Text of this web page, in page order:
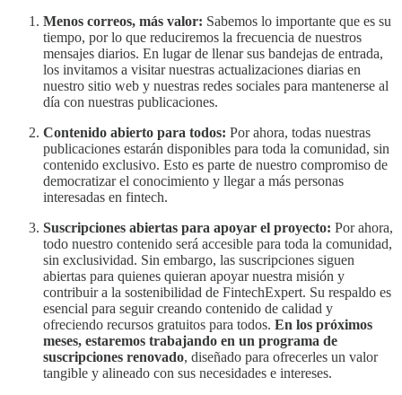
Menos correos, más valor: Sabemos lo importante que es su
tiempo, por lo que reduciremos la frecuencia de nuestros
mensajes diarios. En lugar de llenar sus bandejas de entrada,
los invitamos a visitar nuestras actualizaciones diarias en
nuestro sitio web y nuestras redes sociales para mantenerse al
día con nuestras publicaciones.
Contenido abierto para todos: Por ahora, todas nuestras
publicaciones estarán disponibles para toda la comunidad, sin
contenido exclusivo. Esto es parte de nuestro compromiso de
democratizar el conocimiento y llegar a más personas
interesadas en fintech.
Suscripciones abiertas para apoyar el proyecto: Por ahora,
todo nuestro contenido será accesible para toda la comunidad,
sin exclusividad. Sin embargo, las suscripciones siguen
abiertas para quienes quieran apoyar nuestra misión y
contribuir a la sostenibilidad de FintechExpert. Su respaldo es
esencial para seguir creando contenido de calidad y
ofreciendo recursos gratuitos para todos. En los próximos
meses, estaremos trabajando en un programa de
suscripciones renovado, diseñado para ofrecerles un valor
tangible y alineado con sus necesidades e intereses.